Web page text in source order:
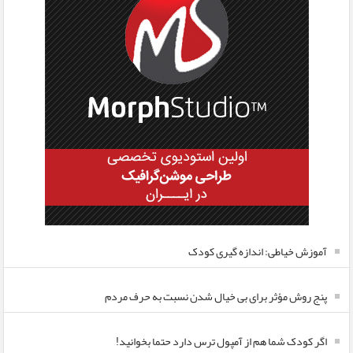
آموزش خیاطی: اندازه گیری کودک
پنج روش مؤثر برای بی خیال شدن نسبت به حرف مردم
اگر کودک شما هم از آمپول ترس دارد حتما بخوانید!